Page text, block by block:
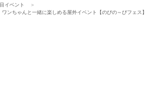
イベント
ワンちゃんと一緒に楽しめる屋外イベント【のびの～びフェス】